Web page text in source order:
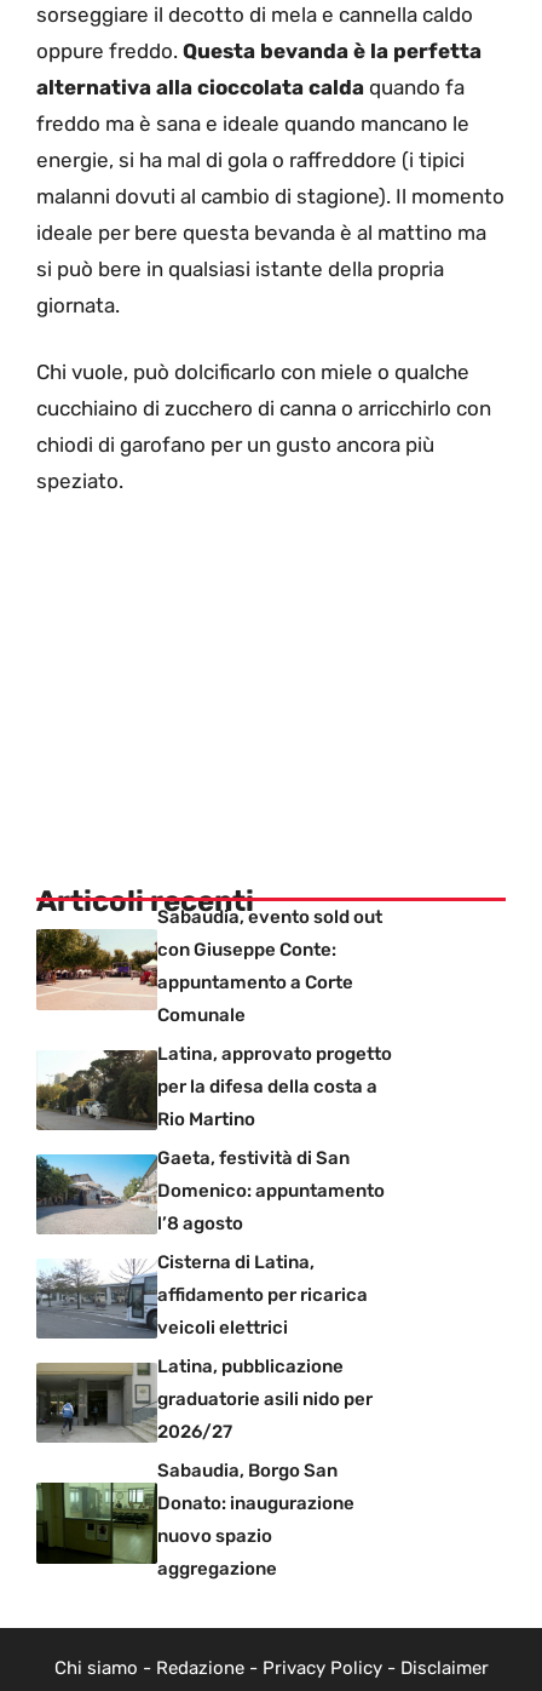
sorseggiare il decotto di mela e cannella caldo
oppure freddo. Questa bevanda è la perfetta
alternativa alla cioccolata calda quando fa
freddo ma è sana e ideale quando mancano le
energie, si ha mal di gola o raffreddore (i tipici
malanni dovuti al cambio di stagione). Il momento
ideale per bere questa bevanda è al mattino ma
si può bere in qualsiasi istante della propria
giornata.
Chi vuole, può dolcificarlo con miele o qualche
cucchiaino di zucchero di canna o arricchirlo con
chiodi di garofano per un gusto ancora più
speziato.
Articoli recentiSabaudia, evento sold out
con Giuseppe Conte:
appuntamento a Corte
Comunale
Latina, approvato progetto
per la difesa della costa a
Rio Martino
Gaeta, festività di San
Domenico: appuntamento
l’8 agosto
Cisterna di Latina,
affidamento per ricarica
veicoli elettrici
Latina, pubblicazione
graduatorie asili nido per
2026/27
Sabaudia, Borgo San
Donato: inaugurazione
nuovo spazio
aggregazione
Chi siamo - Redazione- Privacy Policy- Disclaimer